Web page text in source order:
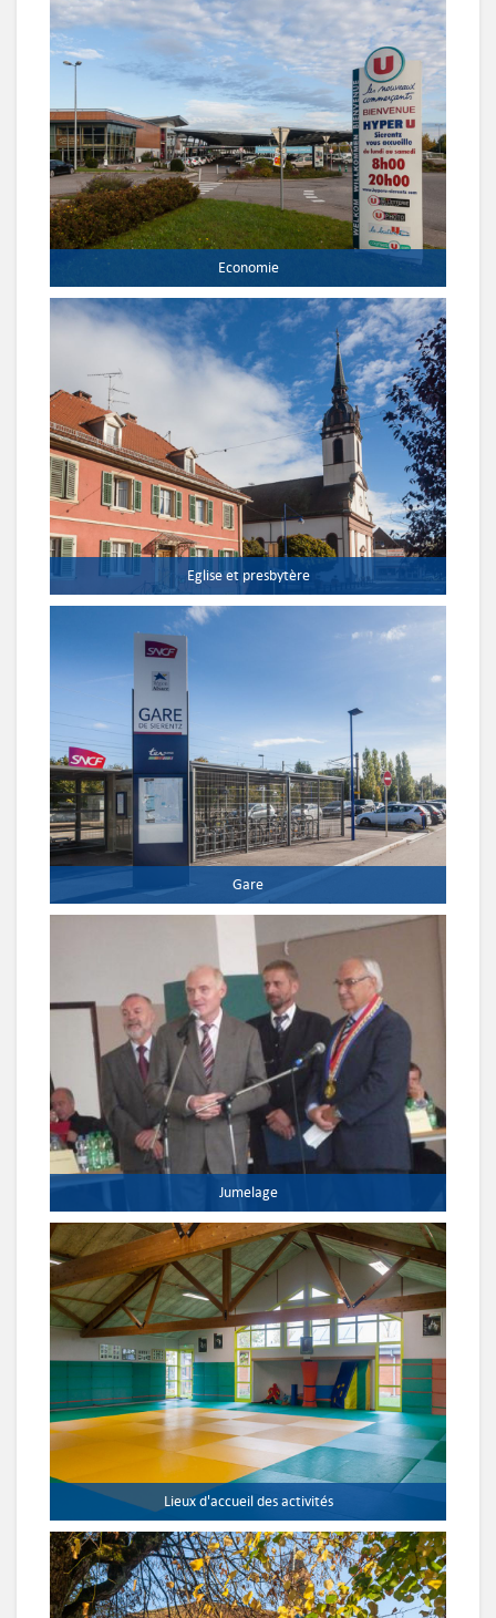
Economie
Eglise et presbytère
Gare
Jumelage
Lieux d'accueil des activités